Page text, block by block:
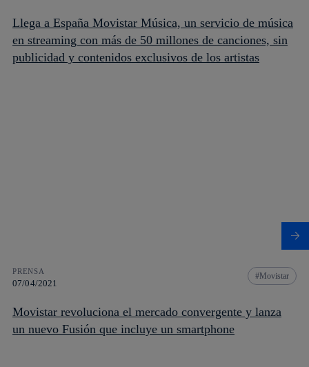
Llega a España Movistar Música, un servicio de música
en streaming con más de 50 millones de canciones, sin
publicidad y contenidos exclusivos de los artistas
PRENSA
07/04/2021
Movistar
Movistar revoluciona el mercado convergente y lanza
un nuevo Fusión que incluye un smartphone